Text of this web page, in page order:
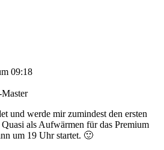
09:18
und werde mir zumindest den ersten
als Aufwärmen für das Premium
um 19 Uhr startet. 🙂